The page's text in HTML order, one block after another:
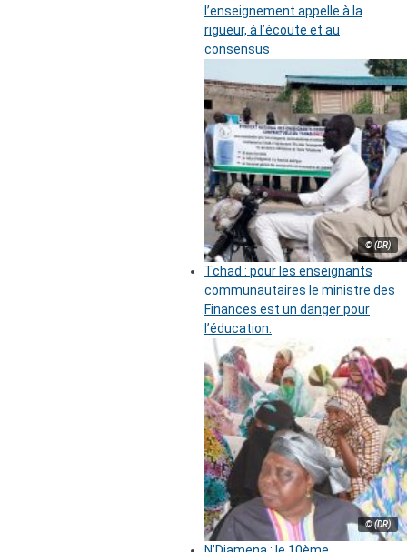
l’enseignement appelle à la
rigueur, à l’écoute et au
consensus
© (DR)
Tchad : pour les enseignants
communautaires le ministre des
Finances est un danger pour
l’éducation.
© (DR)